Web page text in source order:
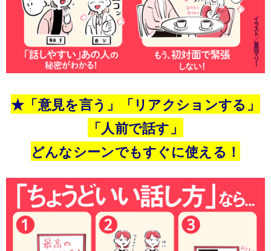
★「意見を言う」「リアクションする」
「人前で話す」
どんなシーンでもすぐに使える！